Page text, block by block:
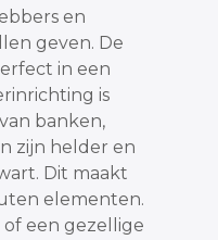
en
geven. De
in een
is
banken,
zijn helder en
Dit maakt
elementen.
een gezellige